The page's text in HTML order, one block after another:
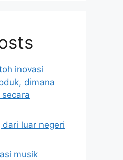
inovasi
dimana
luar negeri
musik